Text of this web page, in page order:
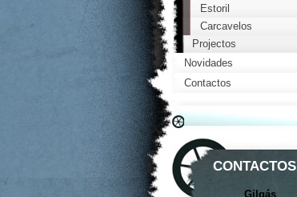
Estoril
Carcavelos
Projectos
Novidades
Contactos
CONTACTOS
Gilgás